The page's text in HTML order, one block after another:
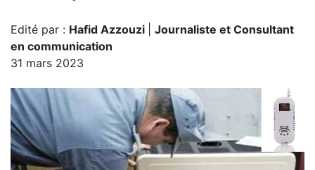
Edité par : Hafid Azzouzi
Journaliste et Consultant
en communication
31 mars 2023